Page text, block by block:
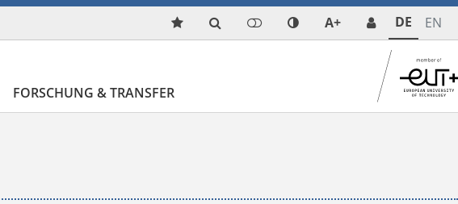
A+ DE EN
FORSCHUNG & TRANSFER